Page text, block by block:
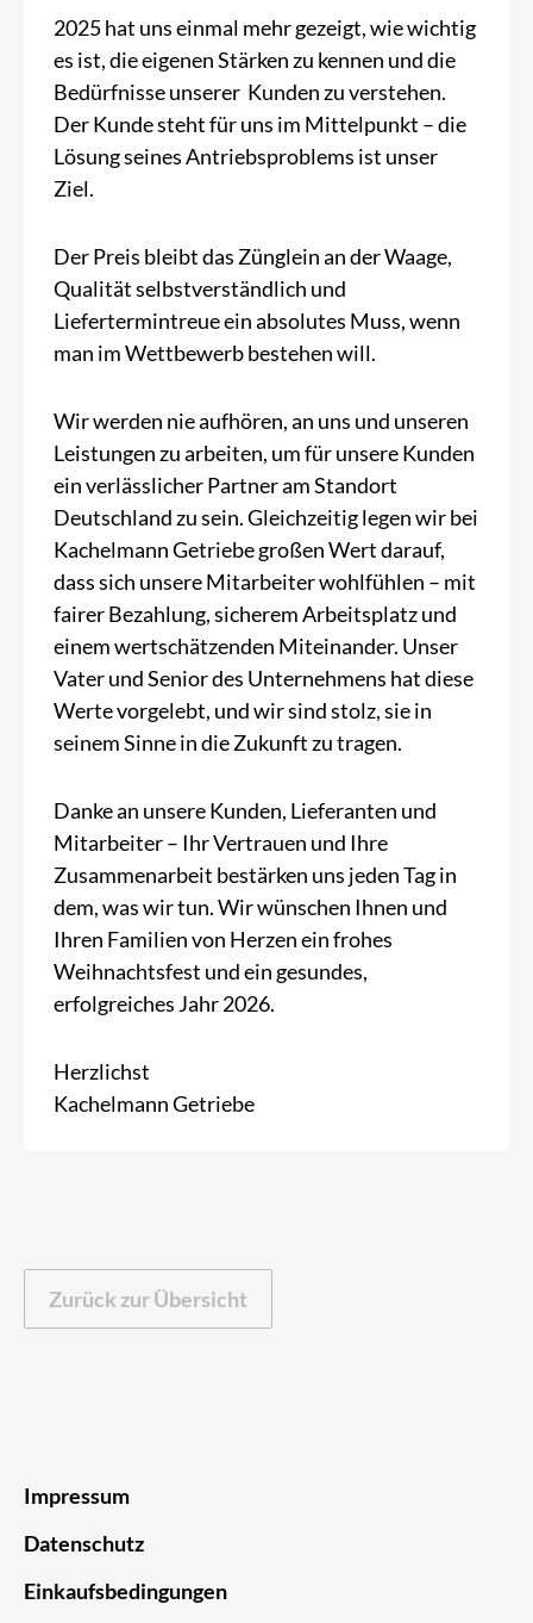
2025 hat uns einmal mehr gezeigt, wie wichtig
es ist, die eigenen Stärken zu kennen und die
Bedürfnisse unserer Kunden zu verstehen.
Der Kunde steht für uns im Mittelpunkt – die
Lösung seines Antriebsproblems ist unser
Ziel.
Der Preis bleibt das Zünglein an der Waage,
Qualität selbstverständlich und
Liefertermintreue ein absolutes Muss, wenn
man im Wettbewerb bestehen will.
Wir werden nie aufhören, an uns und unseren
Leistungen zu arbeiten, um für unsere Kunden
ein verlässlicher Partner am Standort
Deutschland zu sein. Gleichzeitig legen wir bei
Kachelmann Getriebe großen Wert darauf,
dass sich unsere Mitarbeiter wohlfühlen – mit
fairer Bezahlung, sicherem Arbeitsplatz und
einem wertschätzenden Miteinander. Unser
Vater und Senior des Unternehmens hat diese
Werte vorgelebt, und wir sind stolz, sie in
seinem Sinne in die Zukunft zu tragen.
Danke an unsere Kunden, Lieferanten und
Mitarbeiter – Ihr Vertrauen und Ihre
Zusammenarbeit bestärken uns jeden Tag in
dem, was wir tun. Wir wünschen Ihnen und
Ihren Familien von Herzen ein frohes
Weihnachtsfest und ein gesundes,
erfolgreiches Jahr 2026.
Herzlichst
Kachelmann Getriebe
Zurück zur Übersicht
Impressum
Datenschutz
Einkaufsbedingungen